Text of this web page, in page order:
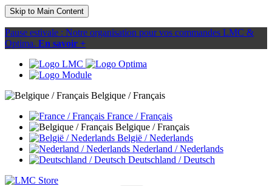
Skip to Main Content
Pause estivale : Notre organisation pour vos commandes LMC &
Optima. En savoir +
Belgique / Français
France / Français
Belgique / Français
België / Nederlands
Nederland / Nederlands
Deutschland / Deutsch